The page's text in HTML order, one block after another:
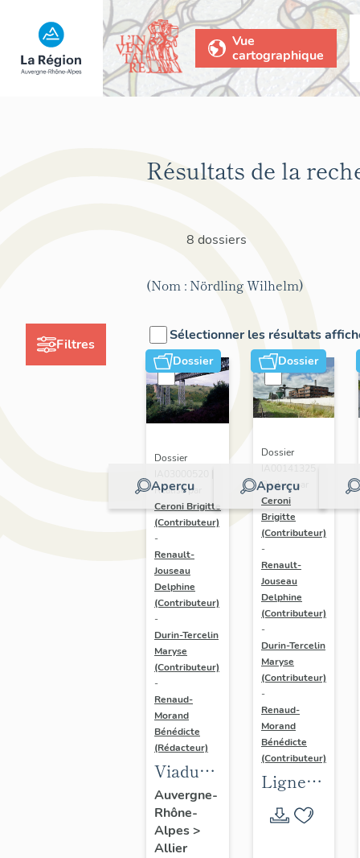
Vue
cartographique
Filtres
Résultats de la
8 dossiers
(Nom : Nördling Wilhelm)
Sélectionner les résultats
Dossier
Aperçu
Dossier
Réalisé par
Ceroni Brigitte
(Contributeur)
-
Renault-
Jouseau
Delphine
(Contributeur)
-
Durin-Tercelin
Maryse
(Contributeur)
-
Renaud-
Morand
Bénédicte
(Rédacteur)
Viaduc
de la
Bouble
Auvergne-
Rhône-
Alpes>
Allier
Dossier
Aperçu
Dossier
Réalisé par
Ceroni
Brigitte
(Contributeur)
-
Renault-
Jouseau
Delphine
(Contributeur)
-
Durin-Tercelin
Maryse
(Contributeur)
-
Renaud-
Morand
Bénédicte
(Contributeur)
Ligne
Montluçon
- Urçay -